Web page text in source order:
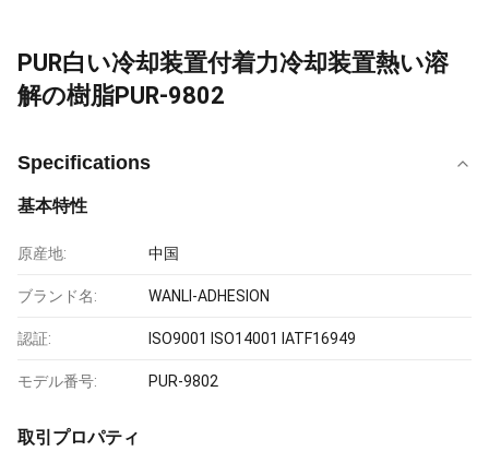
PUR白い冷却装置付着力冷却装置熱い溶
解の樹脂PUR-9802
Specifications
基本特性
原産地: 中国
ブランド名: WANLI-ADHESION
認証: ISO9001 ISO14001 IATF16949
モデル番号: PUR-9802
取引プロパティ